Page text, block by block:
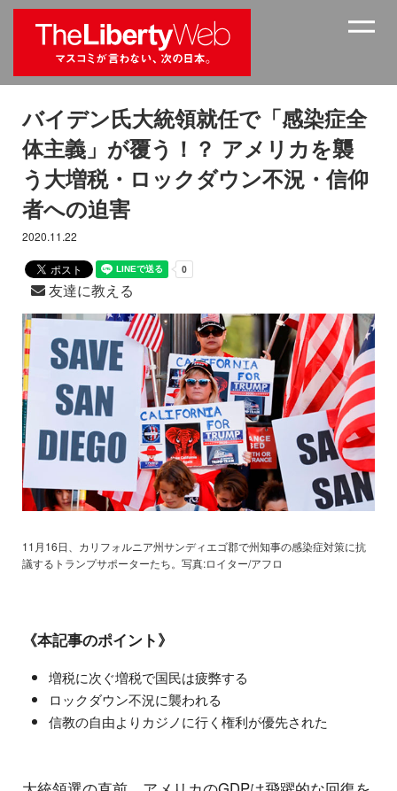
バイデン氏大統領就任で「感染症全
体主義」が覆う！？ アメリカを襲
う大増税・ロックダウン不況・信仰
者への迫害
2020.11.22
友達に教える
11月16日、カリフォルニア州サンディエゴ郡で州知事の感染症対策に抗
議するトランプサポーターたち。写真:ロイター/アフロ
《本記事のポイント》
増税に次ぐ増税で国民は疲弊する
ロックダウン不況に襲われる
信教の自由よりカジノに行く権利が優先された